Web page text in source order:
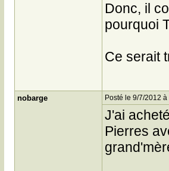
Donc, il
pourquoi
Ce serait
nobarge Posté le 9/7/2012
J'ai
Pierres